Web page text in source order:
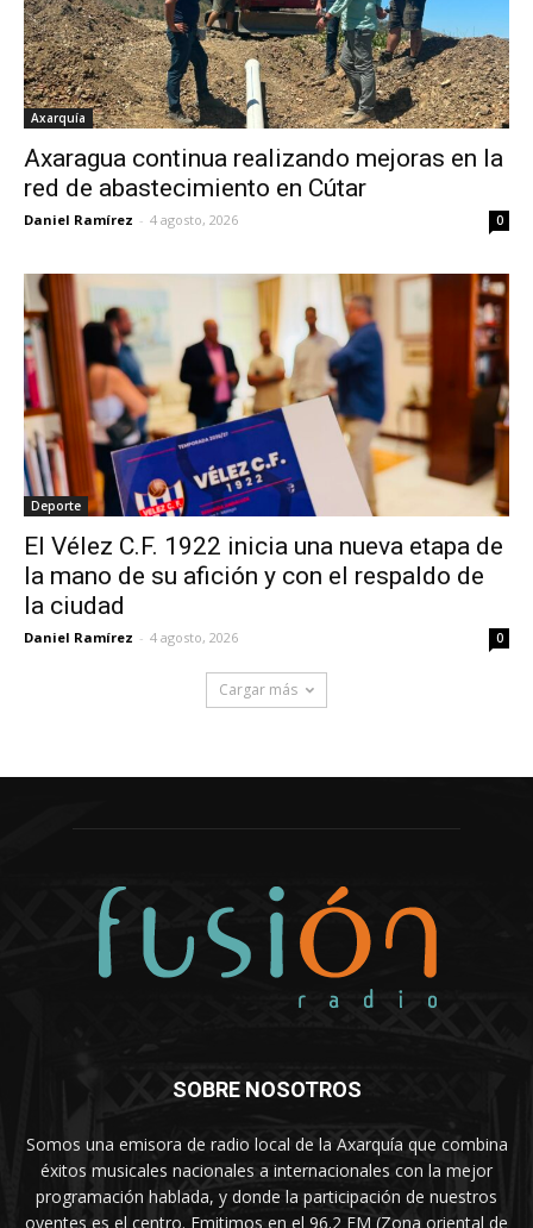
Axarquía
Axaragua continua realizando mejoras en la
red de abastecimiento en Cútar
Daniel Ramírez - 4 agosto, 2026 0
Deporte
El Vélez C.F. 1922 inicia una nueva etapa de
la mano de su afición y con el respaldo de
la ciudad
Daniel Ramírez - 4 agosto, 2026 0
Cargar más
SOBRE NOSOTROS
Somos una emisora de radio local de la Axarquía que combina
éxitos musicales nacionales a internacionales con la mejor
programación hablada, y donde la participación de nuestros
oyentes es el centro. Emitimos en el 96.2 FM (Zona oriental de